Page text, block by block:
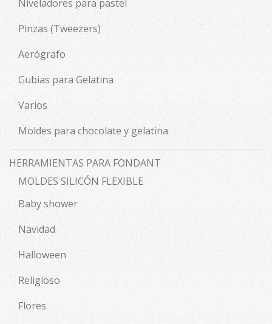
Niveladores para pastel
Pinzas (Tweezers)
Aerógrafo
Gubias para Gelatina
Varios
Moldes para chocolate y gelatina
HERRAMIENTAS PARA FONDANT
MOLDES SILICÓN FLEXIBLE
Baby shower
Navidad
Halloween
Religioso
Flores